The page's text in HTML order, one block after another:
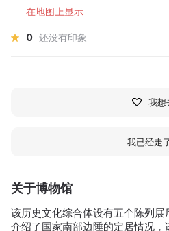
关于博物馆
该历史文化综合体设有五个陈列
介绍了国家南部边陲的定居情况
在地图上显示
0 还没有印象
我想
我已经走